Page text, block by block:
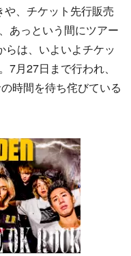
、チケット先行販売
あっという間にツアー
らは、いよいよチケッ
7月27日まで行われ、
時間を待ち侘びている